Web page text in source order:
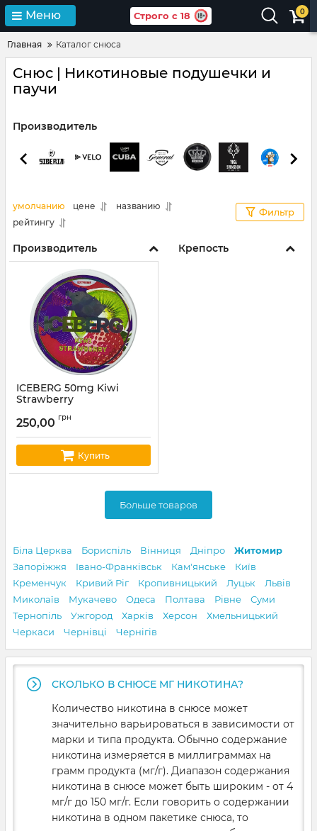
Меню Строго с 18 0
Главная Каталог снюса
Снюс | Никотиновые подушечки и
паучи
Производитель
умолчанию цене
названию
рейтингу
Фильтр
Производитель Крепость
ICEBERG 50mg Kiwi
Strawberry
250,00 грн
Купить
Больше товаров
Біла Церква Бориспіль Вінниця Дніпро
Житомир
Запоріжжя
Івано-Франківськ Кам'янське
Київ
Кременчук
Кривий Ріг Кропивницький Луцьк
Львів
Миколаїв
Мукачево Одеса Полтава Рівне
Суми
Тернопіль
Ужгород Харків Херсон
Хмельницький
Черкаси
Чернівці Чернігів
СКОЛЬКО В СНЮСЕ МГ НИКОТИНА?
Количество никотина в снюсе может
значительно варьироваться в зависимости от
марки и типа продукта. Обычно содержание
никотина измеряется в миллиграммах на
грамм продукта (мг/г). Диапазон содержания
никотина в снюсе может быть широким - от 4
мг/г до 150 мг/г. Если говорить о содержании
никотина в одном пакетике снюса, то